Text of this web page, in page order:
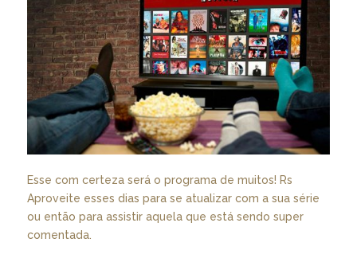
Esse com certeza será o programa de muitos! Rs
Aproveite esses dias para se atualizar com a sua série
ou então para assistir aquela que está sendo super
comentada.